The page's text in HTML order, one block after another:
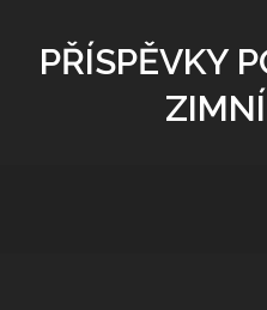
PŘÍSPĚVKY